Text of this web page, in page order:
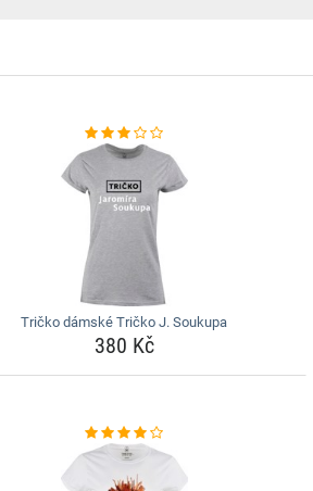
Tričko dámské Tričko J. Soukupa
380 Kč